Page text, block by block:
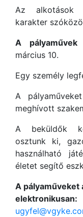
Az alkotások
karakter
A pályaművek
március 10.
Egy személy
A
meghívott
A beküldők
osztunk ki,
használható
életet segítő
A pályaműveket
elektronikusan: